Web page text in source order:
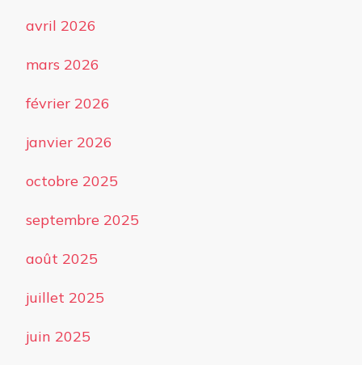
avril 2026
mars 2026
février 2026
janvier 2026
octobre 2025
septembre 2025
août 2025
juillet 2025
juin 2025